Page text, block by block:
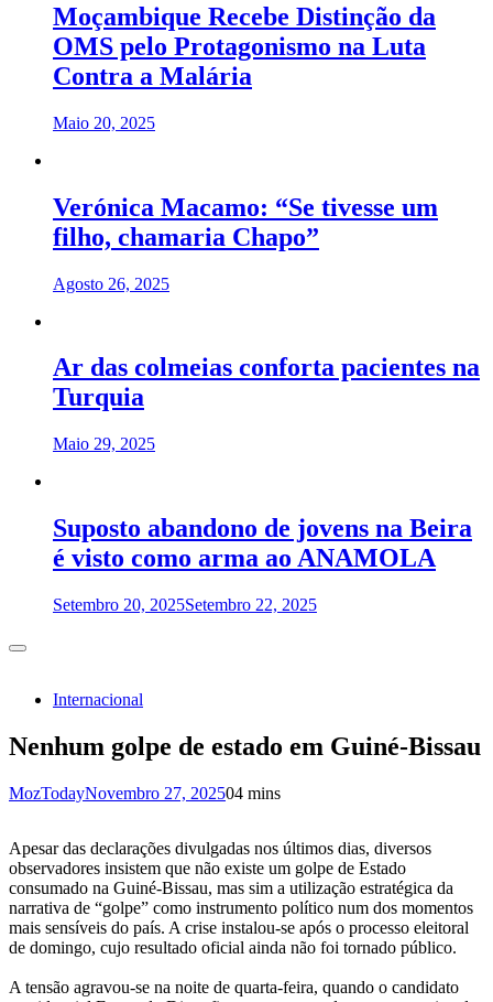
Moçambique Recebe Distinção da
OMS pelo Protagonismo na Luta
Contra a Malária
Maio 20, 2025
Verónica Macamo: “Se tivesse um
filho, chamaria Chapo”
Agosto 26, 2025
Ar das colmeias conforta pacientes na
Turquia
Maio 29, 2025
Suposto abandono de jovens na Beira
é visto como arma ao ANAMOLA
Setembro 20, 2025Setembro 22, 2025
Internacional
Nenhum golpe de estado em Guiné-Bissau
MozTodayNovembro 27, 202504 mins
Apesar das declarações divulgadas nos últimos dias, diversos
observadores insistem que não existe um golpe de Estado
consumado na Guiné-Bissau, mas sim a utilização estratégica da
narrativa de “golpe” como instrumento político num dos momentos
mais sensíveis do país. A crise instalou-se após o processo eleitoral
de domingo, cujo resultado oficial ainda não foi tornado público.
A tensão agravou-se na noite de quarta-feira, quando o candidato